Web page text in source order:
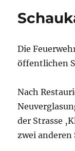
Die
öffentlichen
Nach
der Strasse
zwei anderen